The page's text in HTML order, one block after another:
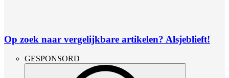
Op zoek naar vergelijkbare artikelen? Alsjeblieft!
GESPONSORD